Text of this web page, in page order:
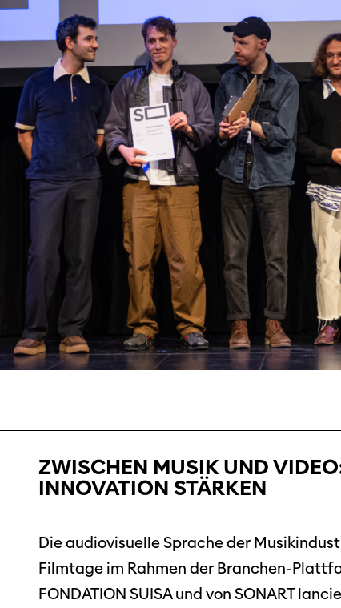
ZWISCHEN MUSIK UND
INNOVATION STÄRKEN
Die audiovisuelle Sprache der
Filmtage im Rahmen der Branchen-
FONDATION SUISA und von SONART